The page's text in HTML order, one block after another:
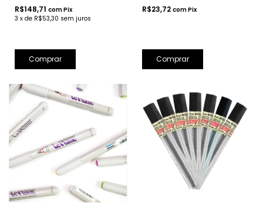
R$148,71 comPix
3 x de R$53,30 sem juros
Comprar
R$23,72 comPix
Comprar